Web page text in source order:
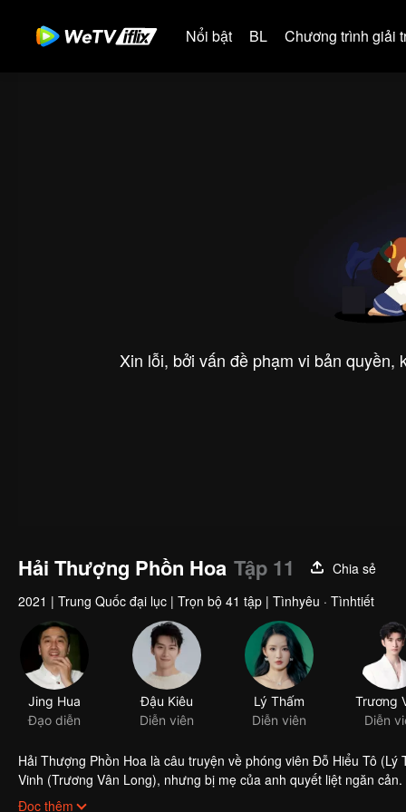
Nổi bật BL Chương trình giải
Xin lỗi, bởi vấn đề phạm vi bản quyền,
Hải Thượng Phồn Hoa Tập 11
Chia sẻ
2021 | Trung Quốc đại lục | Trọn bộ 41 tập | Tìnhyêu · Tìnhtiết
Jing Hua
Đạo diễn
Đậu Kiêu
Diễn viên
Lý Thấm
Diễn viên
Diễn
Hải Thượng Phồn Hoa là câu truyện về phóng viên Đỗ Hiểu Tô
Vinh (Trương Vân Long), nhưng bị mẹ của anh quyết liệt ngăn
sạt lở đất đá. Để quên đi cái chết của Chấn Vinh, nữ chính vùi
Đọc thêm